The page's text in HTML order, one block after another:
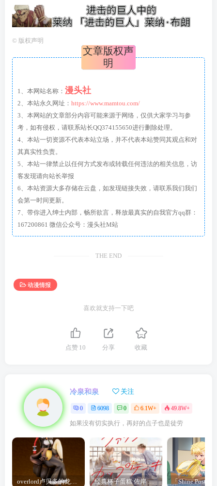
© 版权声明
文章版权声
明
1、本网站名称： 漫头社
2、本站永久网址： https://www.mamtou.com/
3、本网站的文章部分内容可能来源于网络，仅供大家学习与参
考，如有侵权，请联系站长QQ374155650进行删除处理。
4、本站一切资源不代表本站立场，并不代表本站赞同其观点和对
其真实性负责。
5、本站一律禁止以任何方式发布或转载任何违法的相关信息，访
客发现请向站长举报
6、本站资源大多存储在云盘，如发现链接失效，请联系我们我们
会第一时间更新。
7、带你进入绅士内部，畅所欲言，释放最真实的自我官方qq群：
167200861 微信公众号：漫头社M站
THE END
动漫情报
喜欢就支持一下吧
点赞 10 分享 收藏
冷泉和泉 关注
0 6098 0 6.1W+ 49.8W+
如果没有切实执行，再好的点子也是徒劳
overlord卢贝多的龙王谁厉害 「Overlord」露普斯蕾琪娜·贝塔手办开订 经典杯子蛋糕 佐岸 漫画「经典杯子蛋糕」宣布真人日剧化